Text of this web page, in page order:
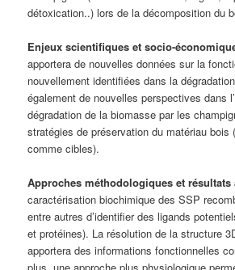
détoxication..) lors de la décomposition du
Enjeux scientifiques et socio-
apportera de nouvelles données sur la
nouvellement identifiées dans la
également de nouvelles perspectives dans
dégradation de la biomasse par les
stratégies de préservation du matériau bois
comme cibles).
Approches méthodologiques et résultats
caractérisation biochimique des SSP
entre autres d’identifier des ligands
et protéines). La résolution de la structure
apportera des informations fonctionnelles